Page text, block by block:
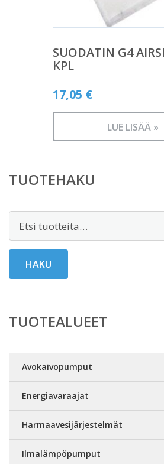
SUODATIN G4
KPL
17,05 €
LUE LISÄÄ »
TUOTEHAKU
Etsi:
HAKU
TUOTEALUEET
Avokaivopumput
Energiavaraajat
Harmaavesijärjestelmät
Ilmalämpöpumput